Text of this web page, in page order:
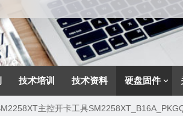
技术培训 技术资料 硬盘固件
主控开卡工具